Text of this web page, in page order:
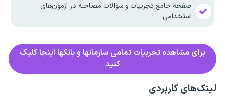
صفحه جامع تجربیات و سوالات مصاحبه در آزمون‌های
استخدامی
برای مشاهده تجربیات تمامی سازمانها و بانکها اینجا کلیک
کنید
لینک‌های کاربردی